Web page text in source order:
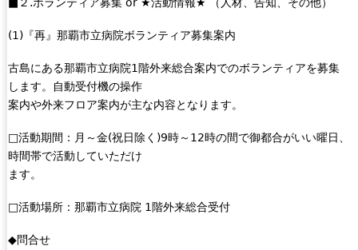
(1)『再』那覇市立病院ボランティア募集案内
古島にある那覇市立病院1階外来総合案内でのボランティアを募集
します。自動受付機の操作
案内や外来フロア案内が主な内容となります。
□活動期間：月～金(祝日除く)9時～12時の間で御都合がいい曜日、
時間帯で活動していただけ
ます。
□活動場所：那覇市立病院 1階外来総合受付
◆問合せ